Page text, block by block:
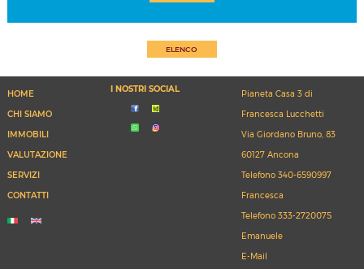
ELENCO
HOME
CHI SIAMO
IMMOBILI
VALUTAZIONE
SERVIZI
CONTATTI
I NOSTRI SOCIAL
Pianeta Casa 3 di
Francesca Lucchetti
Via Giordano Bruno, 83
60127 Ancona
Telefono340-6590997
Francesca
Telefono333-2720075
Emanuele
E-Mail